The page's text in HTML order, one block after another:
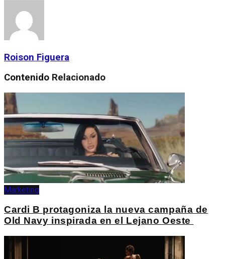
Roison Figuera
Contenido Relacionado
Marketing
Cardi B protagoniza la nueva campaña de
Old Navy inspirada en el Lejano Oeste